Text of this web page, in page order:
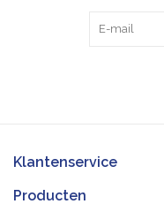
Klantenservice
Producten